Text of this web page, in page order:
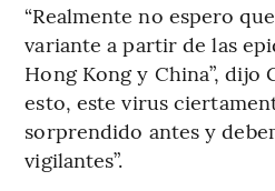
“Realmente no espero
variante a partir de las
Hong Kong y China”, dijo
esto, este virus
sorprendido antes y
vigilantes”.